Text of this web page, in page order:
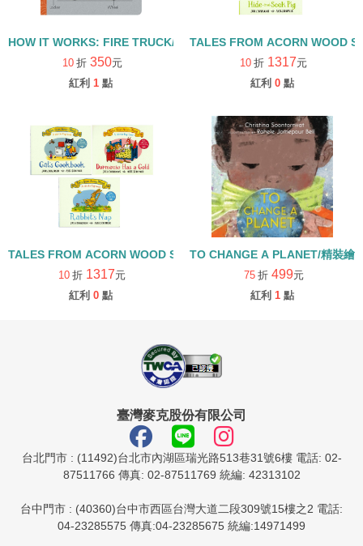
HOW IT WORKS: FIRE TRUCK/硬頁書
10 折 350元
紅利 1 點
TALES FROM ACORN WOOD
10 折 1317元
紅利 0 點
TALES FROM ACORN WOOD STORY COLLECTION 生活日常組/
10 折 1317元
紅利 0 點
TO CHANGE A PLANET/精裝繪
75 折 499元
紅利 1 點
臺灣麥克股份有限公司
台北門市 : (11492)台北市內湖區瑞光路513巷31號6樓 電話: 02-
87511766 傳真: 02-87511769 統編: 42313102
台中門市 : (40360)台中市西區台灣大道二段309號15樓之2 電話:
04-23285575 傳真:04-23285675 統編:14971499